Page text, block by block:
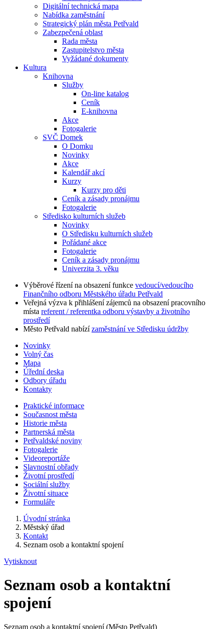
Digitální technická mapa
Nabídka zaměstnání
Strategický plán města Petřvald
Zabezpečená oblast
Rada města
Zastupitelstvo města
Vyžádané dokumenty
Kultura
Knihovna
Služby
On-line katalog
Ceník
E-knihovna
Akce
Fotogalerie
SVČ Domek
O Domku
Novinky
Akce
Kalendář akcí
Kurzy
Kurzy pro děti
Ceník a zásady pronájmu
Fotogalerie
Středisko kulturních služeb
Novinky
O Středisku kulturních služeb
Pořádané akce
Fotogalerie
Ceník a zásady pronájmu
Univerzita 3. věku
Výběrové řízení na obsazení funkce vedoucí/vedoucího
Finančního odboru Městského úřadu Petřvald
Veřejná výzva k přihlášení zájemců na obsazení pracovního
místa referent / referentka odboru výstavby a životního
prostředí
Město Petřvald nabízízaměstnání ve Středisku údržby
Novinky
Volný čas
Mapa
Úřední deska
Odbory úřadu
Kontakty
Praktické informace
Současnost města
Historie města
Partnerská města
Petřvaldské noviny
Fotogalerie
Videoreportáže
Slavnostní obřady
Životní prostředí
Sociální služby
Životní situace
Formuláře
Úvodní stránka
Městský úřad
Kontakt
Seznam osob a kontaktní spojení
Vytisknout
Seznam osob a kontaktní
spojení
Seznam osob a kontaktní spojení (Město Petřvald)